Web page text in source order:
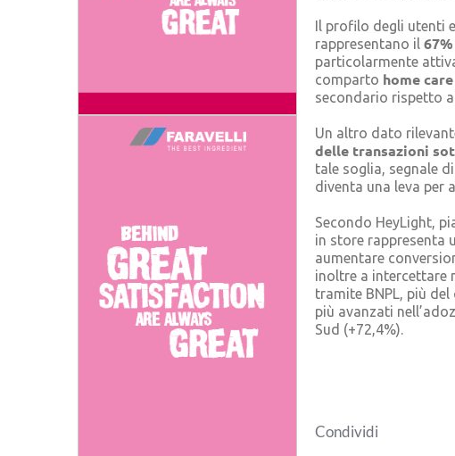
Il profilo degli utenti
rappresentano il
particolarmente
comparto home care
secondario rispetto
Un altro dato
delle transazioni
tale soglia, segnale
diventa una leva per
Secondo HeyLight,
in store rappresenta
aumentare
inoltre a intercettare
tramite BNPL, più
più avanzati
Sud (+72,4%).
Condividi